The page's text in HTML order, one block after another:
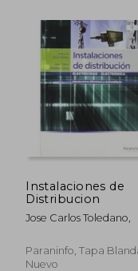
Instalaciones de
Distribucion
Jose Carlos Toledano,
Paraninfo, Tapa
Nuevo